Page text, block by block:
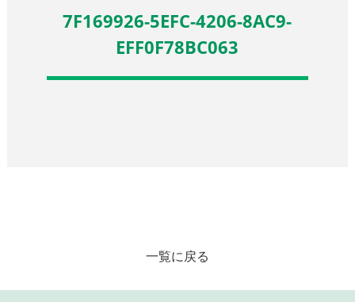
7F169926-5EFC-4206-8AC9-
EFF0F78BC063
一覧に戻る